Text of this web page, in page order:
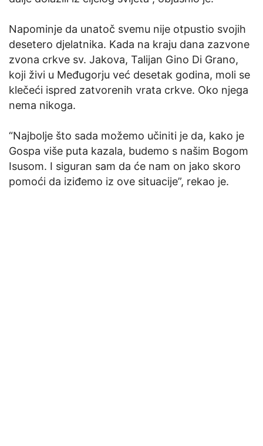
Napominje da unatoč svemu nije otpustio svojih
desetero djelatnika. Kada na kraju dana zazvone
zvona crkve sv. Jakova, Talijan Gino Di Grano,
koji živi u Međugorju već desetak godina, moli se
klečeći ispred zatvorenih vrata crkve. Oko njega
nema nikoga.
“Najbolje što sada možemo učiniti je da, kako je
Gospa više puta kazala, budemo s našim Bogom
Isusom. I siguran sam da će nam on jako skoro
pomoći da iziđemo iz ove situacije”, rekao je.